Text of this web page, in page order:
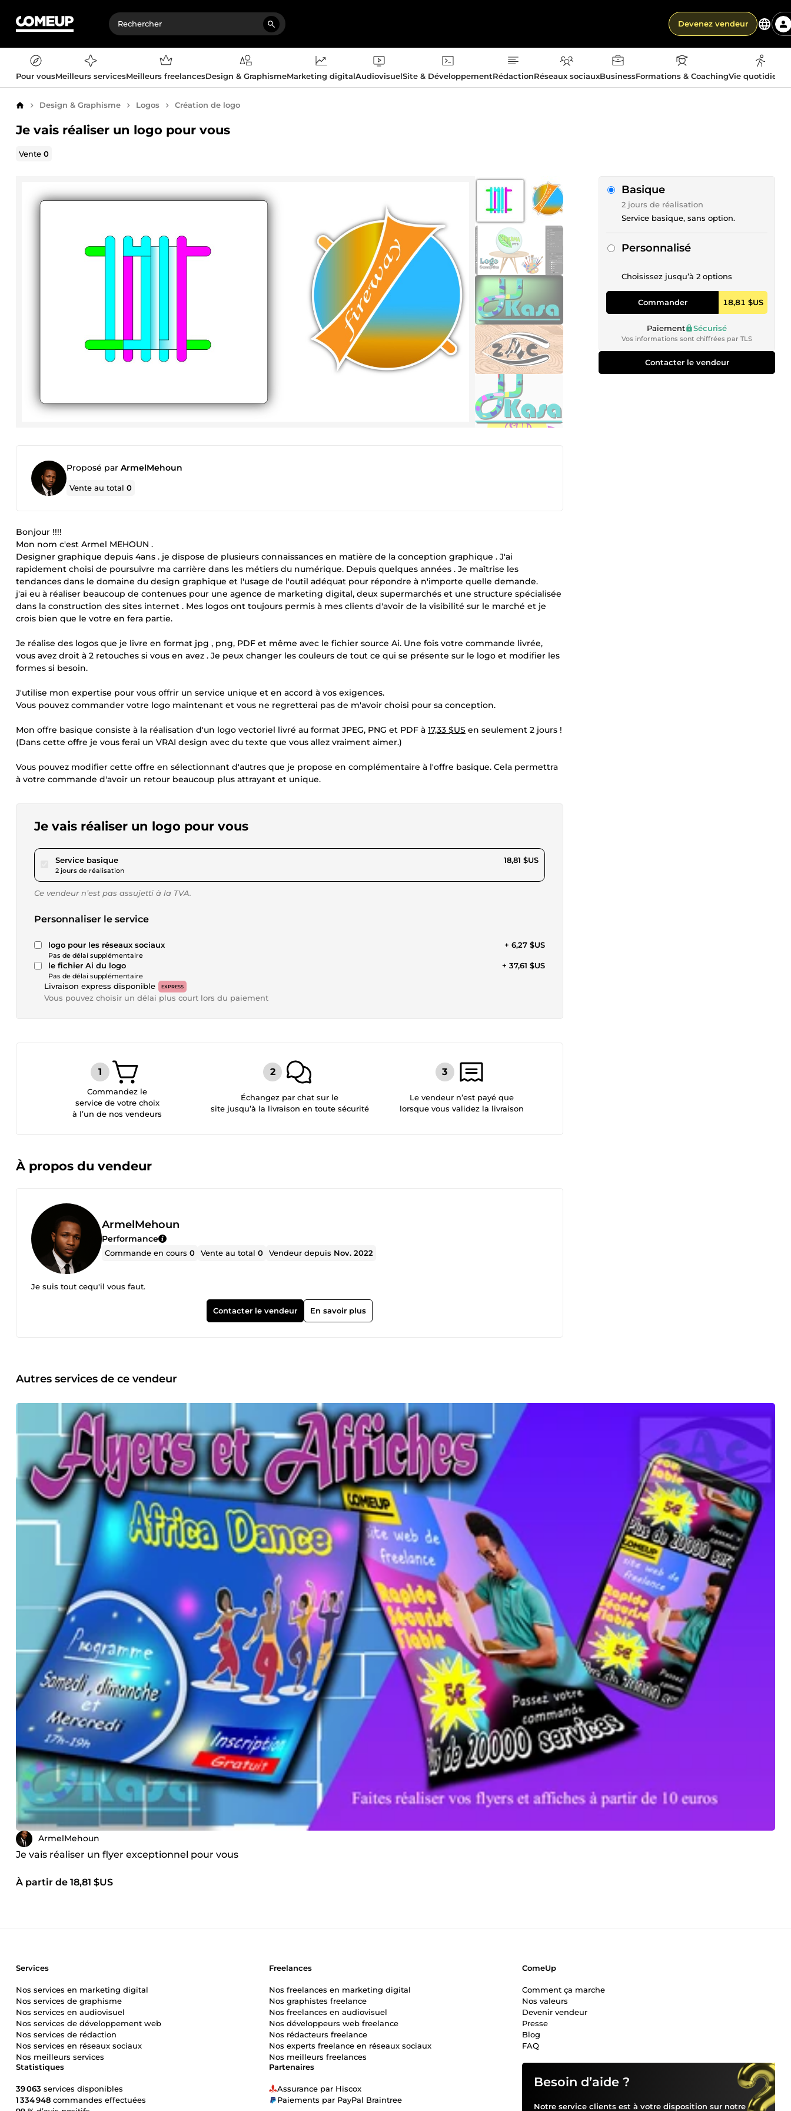
Devenez vendeur
Pour vousMeilleurs servicesMeilleurs freelancesDesign & GraphismeMarketing digitalAudiovisuelSite & DéveloppementRédactionRéseaux sociauxBusinessFormations & CoachingVie
AccueilDesign & Graphisme Logos Création de logo
Je vais réaliser un logo pour vous
Vente0
Proposé par ArmelMehoun
Vente au total0
Bonjour !!!!
Mon nom c'est Armel MEHOUN .
Designer graphique depuis 4ans . je dispose de plusieurs connaissances en matière de la conception graphique . J'ai
rapidement choisi de poursuivre ma carrière dans les métiers du numérique. Depuis quelques années . Je maîtrise les
tendances dans le domaine du design graphique et l'usage de l'outil adéquat pour répondre à n'importe quelle demande.
j'ai eu à réaliser beaucoup de contenues pour une agence de marketing digital, deux supermarchés et une structure spécialisée
dans la construction des sites internet . Mes logos ont toujours permis à mes clients d'avoir de la visibilité sur le marché et je
crois bien que le votre en fera partie.
Je réalise des logos que je livre en format jpg , png, PDF et même avec le fichier source Ai. Une fois votre commande livrée,
vous avez droit à 2 retouches si vous en avez . Je peux changer les couleurs de tout ce qui se présente sur le logo et modifier les
formes si besoin.
J'utilise mon expertise pour vous offrir un service unique et en accord à vos exigences.
Vous pouvez commander votre logo maintenant et vous ne regretterai pas de m'avoir choisi pour sa conception.
Mon offre basique consiste à la réalisation d'un logo vectoriel livré au format JPEG, PNG et PDF à 17,33 $US en seulement 2 jours !
(Dans cette offre je vous ferai un VRAI design avec du texte que vous allez vraiment aimer.)
Vous pouvez modifier cette offre en sélectionnant d'autres que je propose en complémentaire à l'offre basique. Cela permettra
à votre commande d'avoir un retour beaucoup plus attrayant et unique.
Je vais réaliser un logo pour vous
Service basiquepour 17,33 $US
2 jours de réalisation
18,81 $US
Ce vendeur n’est pas assujetti à la TVA.
Personnaliser le service
logo pour les réseaux sociaux
Pas de délai supplémentaire
+ 6,27 $US
le fichier Ai du logo
Pas de délai supplémentaire
+ 37,61 $US
Livraison express disponible EXPRESS
Vous pouvez choisir un délai plus court lors du paiement
Basique
2 jours de réalisation
Service basique, sans option.
Personnalisé
Choisissez jusqu’à 2 options
Commander 18,81 $US
Paiement Sécurisé
Vos informations sont chiffrées par TLS
Contacter le vendeur
Commandez le
service de votre choix
à l’un de nos vendeurs
Échangez par chat sur le
site jusqu’à la livraison en toute sécurité
Le vendeur n’est payé que
lorsque vous validez la livraison
À propos du vendeur
ArmelMehoun
Performance
Commande en cours0 Vente au total0 Vendeur depuis Nov. 2022
Je suis tout cequ'il vous faut.
Contacter le vendeur En savoir plus
Autres services de ce vendeur
ArmelMehoun
Je vais réaliser un flyer exceptionnel pour vous
À partir de 18,81 $US
Besoin d’aide ?
Notre service clients est à votre disposition sur notre
Partenaires
Assurance par Hiscox
Paiements par PayPal Braintree
Statistiques
39 063 services disponibles
1 334 948 commandes effectuées
Services
Nos services en marketing digital
Nos services de graphisme
Nos services en audiovisuel
Nos services de développement web
Nos services de rédaction
Nos services en réseaux sociaux
Nos meilleurs services
Freelances
Nos freelances en marketing digital
Nos graphistes freelance
Nos freelances en audiovisuel
Nos développeurs web freelance
Nos rédacteurs freelance
Nos experts freelance en réseaux sociaux
Nos meilleurs freelances
ComeUp
Comment ça marche
Nos valeurs
Devenir vendeur
Presse
Blog
FAQ